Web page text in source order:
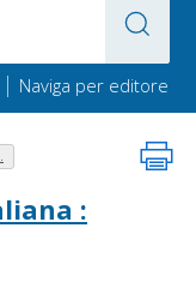
| Naviga per editore
: